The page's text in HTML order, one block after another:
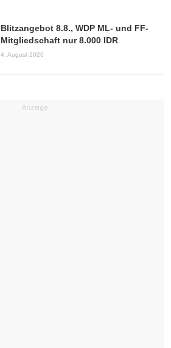
Blitzangebot 8.8., WDP ML- und FF-
Mitgliedschaft nur 8.000 IDR
4. August 2026
Anzeige